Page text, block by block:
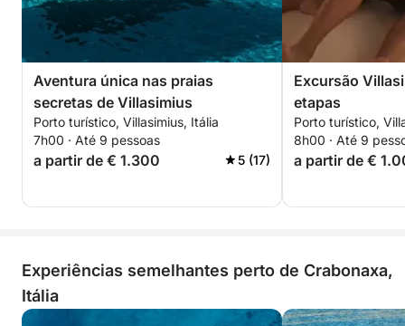
Aventura única nas praias
secretas de Villasimius
Porto turístico, Villasimius, Itália
7h00 · Até 9 pessoas
a partir de € 1.300 5 (17)
Excursão
etapas
Porto turístico,
8h00 · Até 9
a partir de €
Experiências semelhantes perto de Crabonaxa,
Itália